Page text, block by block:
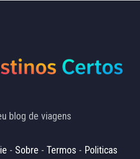
blog de viagens
- Sobre - Termos - Politicas